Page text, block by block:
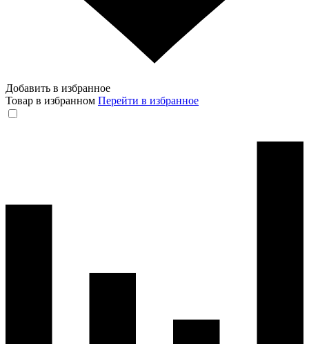
Добавить в избранное
Товар в избранном Перейти в избранное